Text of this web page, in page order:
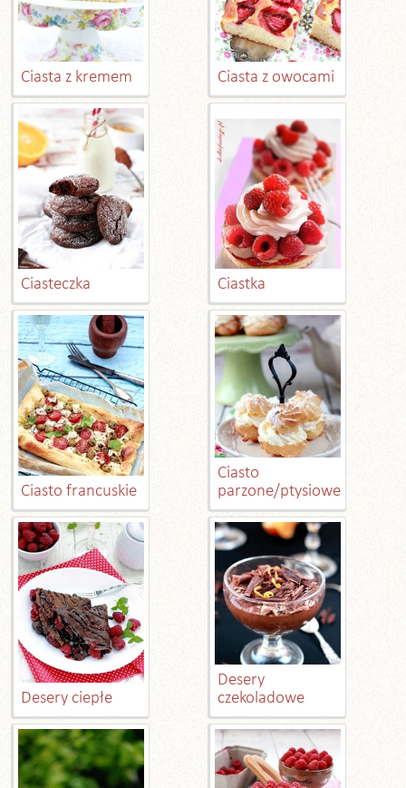
Ciasta z kremem Ciasta z owocami
Ciasteczka Ciastka
Ciasto francuskie
Ciasto
parzone/ptysiowe
Desery ciepłe
Desery
czekoladowe